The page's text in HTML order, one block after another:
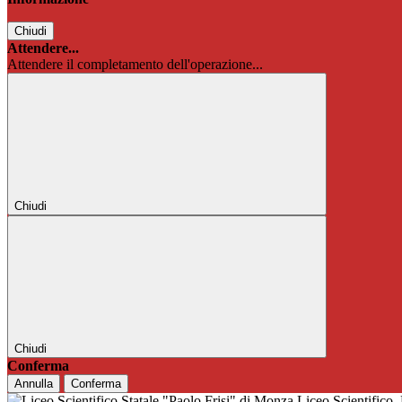
Chiudi
Attendere...
Attendere il completamento dell'operazione...
Chiudi
Chiudi
Conferma
Annulla Conferma